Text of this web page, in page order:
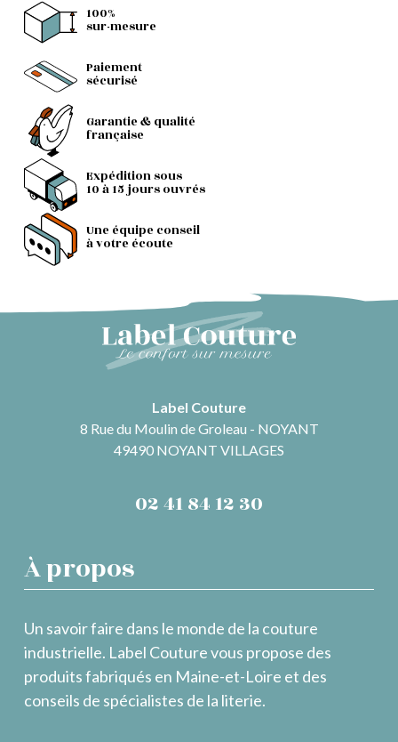
100%
sur-mesure
Paiement
sécurisé
Garantie & qualité
française
Expédition sous
10 à 15 jours ouvrés
Une équipe conseil
à votre écoute
Label Couture
8 Rue du Moulin de Groleau - NOYANT
49490 NOYANT VILLAGES
02 41 84 12 30
À propos
Un savoir faire dans le monde de la couture
industrielle. Label Couture vous propose des
produits fabriqués en Maine-et-Loire et des
conseils de spécialistes de la literie.